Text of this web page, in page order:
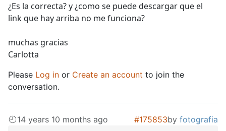
¿Es la correcta? y ¿como se puede descargar que el
link que hay arriba no me funciona?
muchas gracias
Carlotta
Please Log in or Create an account to join the
conversation.
14 years 10 months ago #175853by fotografia